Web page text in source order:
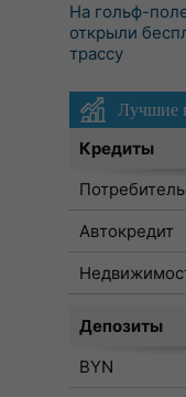
На гольф-
открыли
трассу
Лучшие
Кредиты
Автокредит
Депозиты
BYN